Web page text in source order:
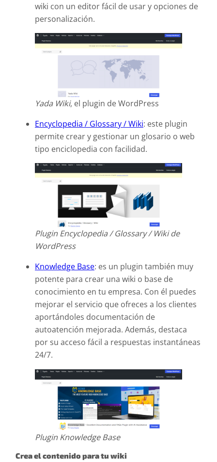
wiki con un editor fácil de usar y opciones de
personalización.
Yada Wiki, el plugin de WordPress
Encyclopedia / Glossary / Wiki: este plugin
permite crear y gestionar un glosario o web
tipo enciclopedia con facilidad.
Plugin Encyclopedia / Glossary / Wiki de
WordPress
Knowledge Base: es un plugin también muy
potente para crear una wiki o base de
conocimiento en tu empresa. Con él puedes
mejorar el servicio que ofreces a los clientes
aportándoles documentación de
autoatención mejorada. Además, destaca
por su acceso fácil a respuestas instantáneas
24/7.
Plugin Knowledge Base
Crea el contenido para tu wiki